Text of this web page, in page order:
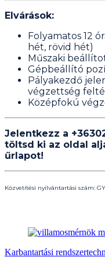
Elvárások:
Folyamatos 12
hét, rövid hét)
Műszaki
Gépbeállító
Pályakezdő
végzettség
Középfokú
Jelentkezz a
töltsd ki az oldal
űrlapot!
Közvetítési nyilvántartási szám:
Karbantartási